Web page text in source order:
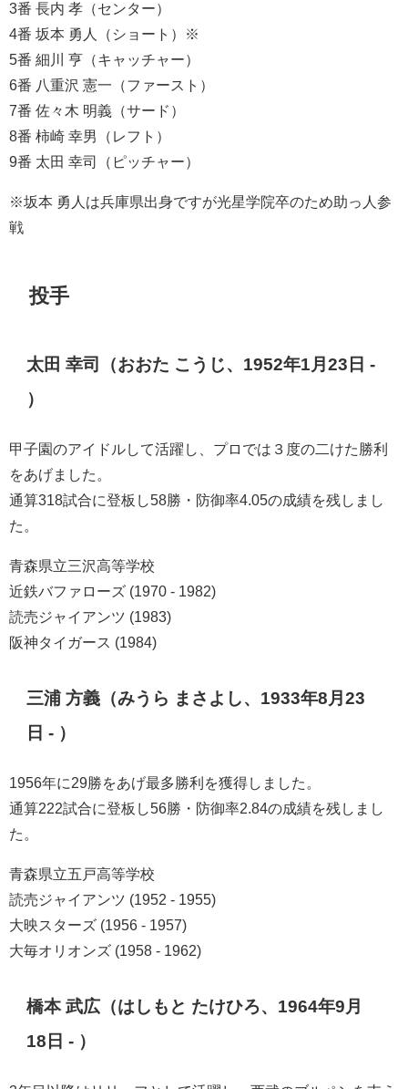
3番 長内 孝（センター）
4番 坂本 勇人（ショート）※
5番 細川 亨（キャッチャー）
6番 八重沢 憲一（ファースト）
7番 佐々木 明義（サード）
8番 柿崎 幸男（レフト）
9番 太田 幸司（ピッチャー）
※坂本 勇人は兵庫県出身ですが光星学院卒のため助っ人参
戦
投手
太田 幸司（おおた こうじ、1952年1月23日 -
）
甲子園のアイドルして活躍し、プロでは３度の二けた勝利
をあげました。
通算318試合に登板し58勝・防御率4.05の成績を残しまし
た。
青森県立三沢高等学校
近鉄バファローズ (1970 - 1982)
読売ジャイアンツ (1983)
阪神タイガース (1984)
三浦 方義（みうら まさよし、1933年8月23
日 - ）
1956年に29勝をあげ最多勝利を獲得しました。
通算222試合に登板し56勝・防御率2.84の成績を残しまし
た。
青森県立五戸高等学校
読売ジャイアンツ (1952 - 1955)
大映スターズ (1956 - 1957)
大毎オリオンズ (1958 - 1962)
橋本 武広（はしもと たけひろ、1964年9月
18日 - ）